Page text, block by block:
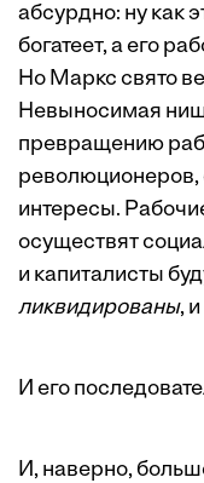
абсурдно: ну как
богатеет, а его
Но Маркс свято
Невыносимая
превращению
интересы.
осуществят
и капиталисты
ликвидированы,
И его
И, наверно,